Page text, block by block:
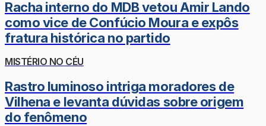
Racha interno do MDB vetou Amir Lando
como vice de Confúcio Moura e expôs
fratura histórica no partido
MISTÉRIO NO CÉU
Rastro luminoso intriga moradores de
Vilhena e levanta dúvidas sobre origem
do fenômeno